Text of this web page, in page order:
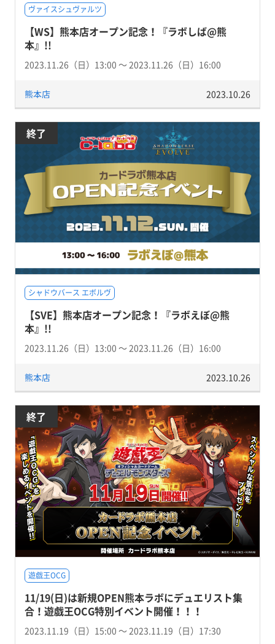
ヴァイスシュヴァルツ
【WS】熊本店オープン記念！『ラボしば@熊
本』!!
2023.11.26（日）13:00 〜 2023.11.26（日）16:00
熊本店 2023.10.26
終了
シャドウバース エボルヴ
【SVE】熊本店オープン記念！『ラボえぼ@熊
本』!!
2023.11.26（日）13:00 〜 2023.11.26（日）16:00
熊本店 2023.10.26
終了
遊戯王OCG
11/19(日)は新規OPEN熊本ラボにデュエリスト集
合！遊戯王OCG特別イベント開催！！！
2023.11.19（日）15:00 〜 2023.11.19（日）17:30